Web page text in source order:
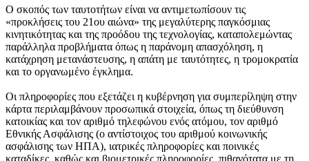
Ο σκοπός των ταυτοτήτων είναι να αντιμετωπίσουν τις
«προκλήσεις του 21ου αιώνα» της μεγαλύτερης παγκόσμιας
κινητικότητας και της προόδου της τεχνολογίας, καταπολεμώντας
παράλληλα προβλήματα όπως η παράνομη απασχόληση, η
κατάχρηση μετανάστευσης, η απάτη με ταυτότητες, η τρομοκρατία
και το οργανωμένο έγκλημα.
Οι πληροφορίες που εξετάζει η κυβέρνηση για συμπερίληψη στην
κάρτα περιλαμβάνουν προσωπικά στοιχεία, όπως τη διεύθυνση
κατοικίας και τον αριθμό τηλεφώνου ενός ατόμου, τον αριθμό
Εθνικής Ασφάλισης (ο αντίστοιχος του αριθμού κοινωνικής
ασφάλισης των ΗΠΑ), ιατρικές πληροφορίες και ποινικές